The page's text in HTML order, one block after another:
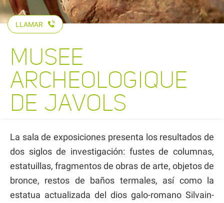
LLAMAR
MUSEE
ARCHEOLOGIQUE
DE JAVOLS
La sala de exposiciones presenta los resultados de
dos siglos de investigación: fustes de columnas,
estatuillas, fragmentos de obras de arte, objetos de
bronce, restos de baños termales, así como la
estatua actualizada del dios galo-romano Silvain-